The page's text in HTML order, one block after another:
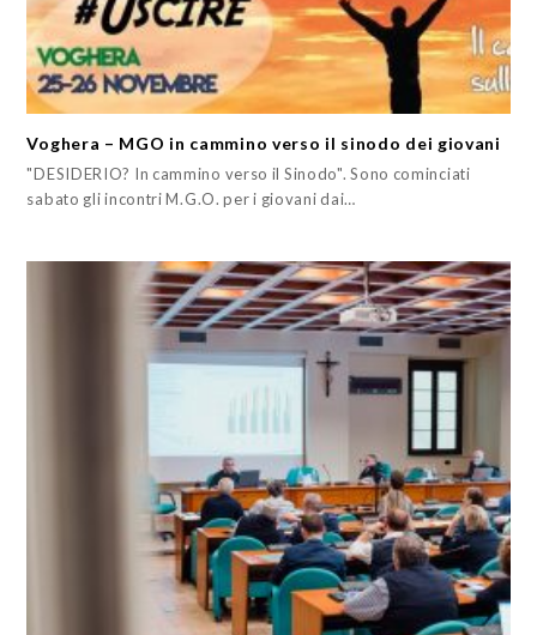
Voghera – MGO in cammino verso il sinodo dei giovani
"DESIDERIO? In cammino verso il Sinodo". Sono cominciati
sabato gli incontri M.G.O. per i giovani dai…